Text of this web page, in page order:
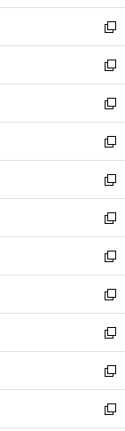
ウ
で
開
く
ン
ド
ウ
で
開
く
新
し
い
ウ
ィ
ン
ド
ウ
で
開
く
新
し
い
ウ
ィ
ン
ド
ウ
で
開
く
新
し
い
ウ
ィ
ン
ド
ウ
で
開
く
新
し
い
ウ
ィ
ン
ド
ウ
で
開
く
新
し
い
ウ
ィ
ン
ド
ウ
で
開
く
新
し
い
ウ
ィ
ン
ド
ウ
で
開
く
新
し
い
ウ
ィ
ン
ド
ウ
で
開
新
し
い
ウ
ィ
ン
ド
新
し
い
ウ
ィ
新
し
い
新